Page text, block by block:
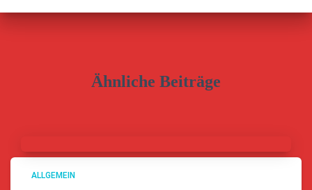
Ähnliche Beiträge
ALLGEMEIN